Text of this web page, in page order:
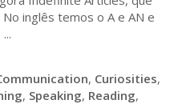
inglês temos o A e AN e
, Curiosities,
, Speaking, Reading,